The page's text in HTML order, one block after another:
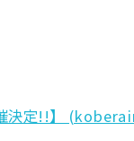
決定!!】